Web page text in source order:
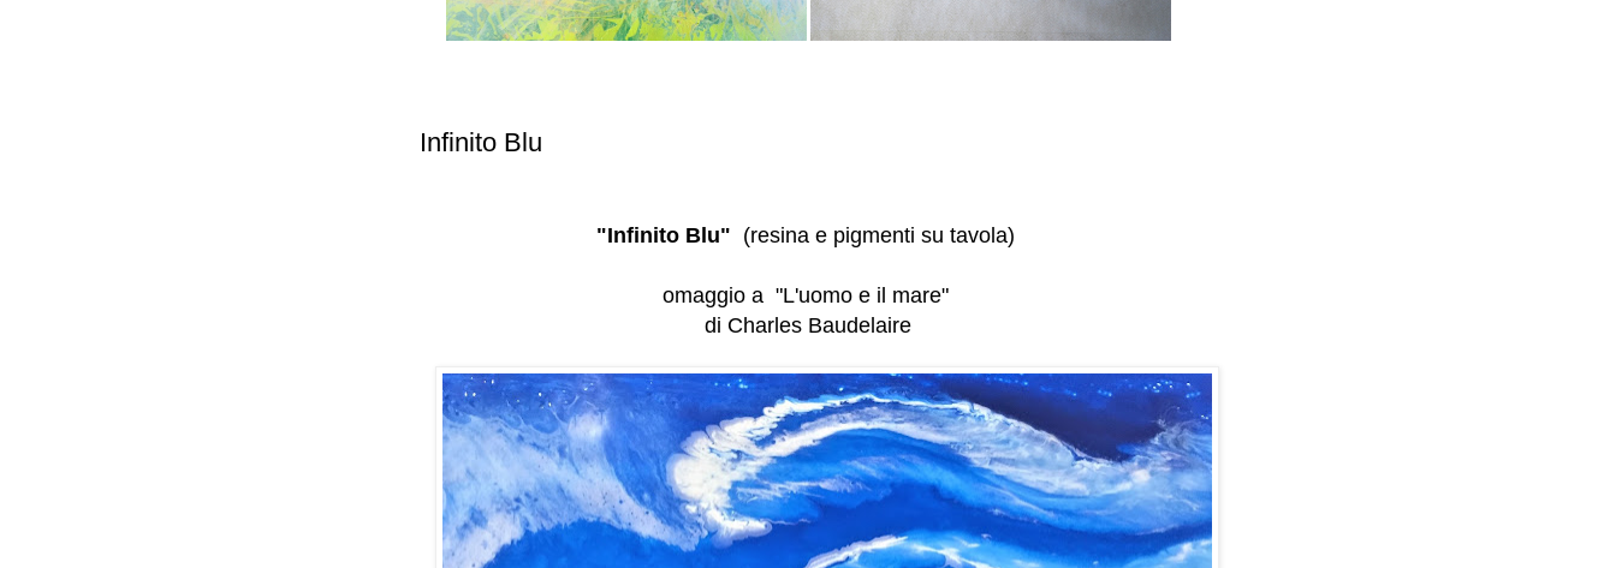
Infinito Blu
"Infinito Blu" (resina e pigmenti su tavola)
omaggio a "L'uomo e il mare"
di Charles Baudelaire